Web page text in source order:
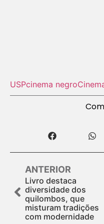
USPcinema negro
ANTERIOR
Livro destaca
diversidade dos
quilombos, que
misturam tradições
com modernidade